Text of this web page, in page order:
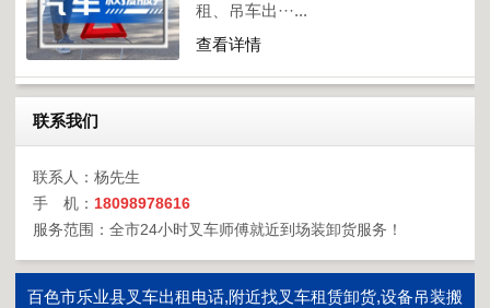
租、吊车出···...
查看详情
联系我们
联系人：杨先生
手 机： 18098978616
服务范围：全市24小时叉车师傅就近到场装卸货服务！
百色市乐业县叉车出租电话,附近找叉车租赁卸货,设备吊装搬